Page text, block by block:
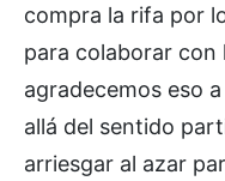
compra la rifa por
para colaborar
agradecemos eso
allá del sentido
arriesgar al azar